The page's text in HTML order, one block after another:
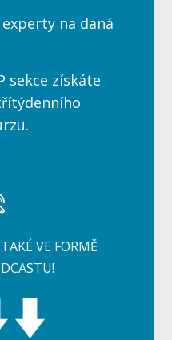
na daná
sekce získáte
VE FORMĚ